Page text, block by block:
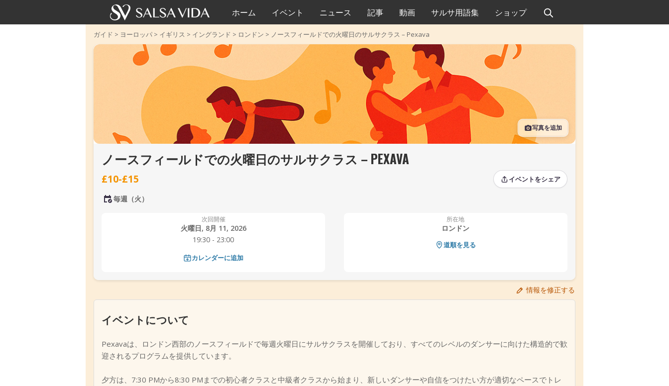
ホーム イベント ニュース 記事 動画 サルサ用語集 ショップ
ガイド > ヨーロッパ > イギリス > イングランド > ロンドン > ノースフィールドでの火曜日のサルサクラス – Pexava
写真を追加
ノースフィールドでの火曜日のサルサクラス – PEXAVA
£10-£15 イベントをシェア
毎週（火）
次回開催
火曜日, 8月 11, 2026
19:30 - 23:00
カレンダーに追加
所在地
ロンドン
道順を見る
情報を修正する
イベントについて
Pexavaは、ロンドン西部のノースフィールドで毎週火曜日にサルサクラスを開催しており、すべてのレベルのダンサーに向けた構造的で歓
迎されるプログラムを提供しています。
夕方は、7:30 PMから8:30 PMまでの初心者クラスと中級者クラスから始まり、新しいダンサーや自信をつけたい方が適切なペースでトレ